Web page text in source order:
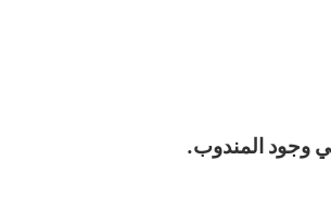
في وجود المندوب.